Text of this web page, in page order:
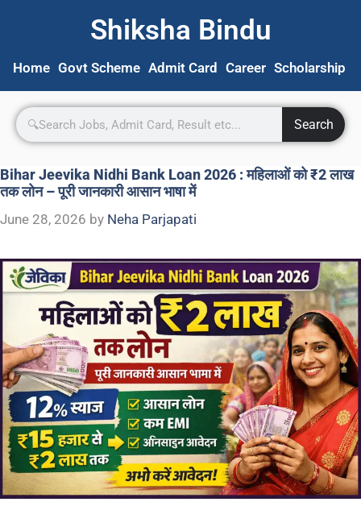
Shiksha Bindu
Home Govt Scheme Admit Card Career Scholarship
Search
Bihar Jeevika Nidhi Bank Loan 2026 : महिलाओं को ₹2 लाख
तक लोन – पूरी जानकारी आसान भाषा में
June 28, 2026 by Neha Parjapati